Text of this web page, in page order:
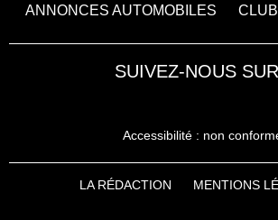
ANNONCES AUTOMOBILES
SUIVEZ-NOUS
Accessibilité : non
LA RÉDACTION MENTIONS